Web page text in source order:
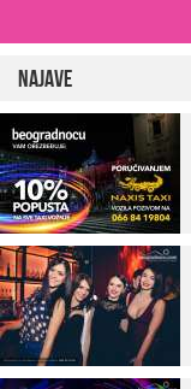
Najave